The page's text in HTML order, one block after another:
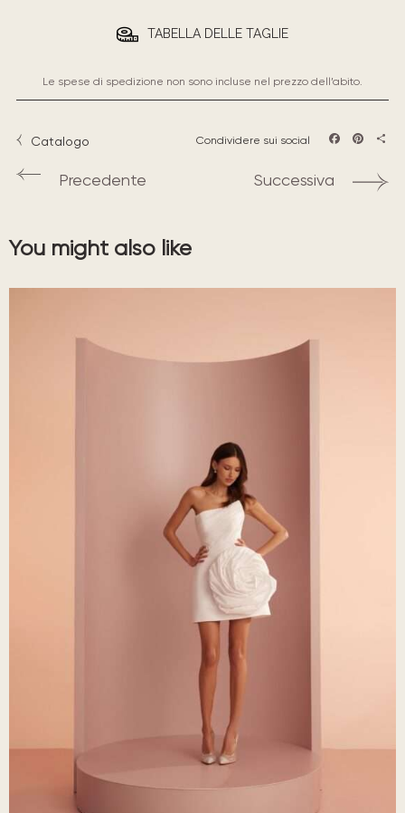
TABELLA DELLE TAGLIE
Le spese di spedizione non sono incluse nel prezzo dell’abito.
Catalogo Condividere sui social
Precedente Successiva
You might also like